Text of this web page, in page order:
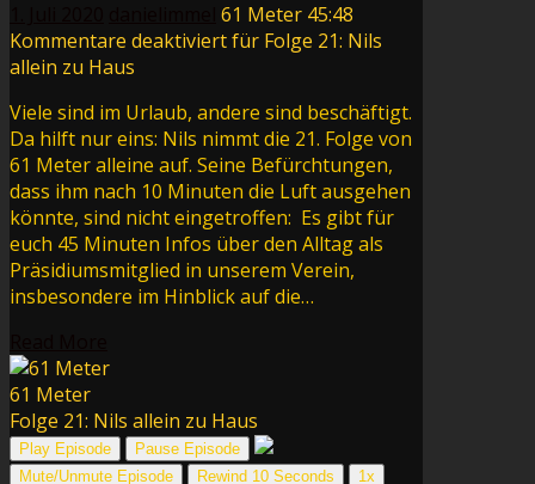
61 Meter 45:48
Kommentare deaktiviertfür Folge 21: Nils
allein zu Haus
Viele sind im Urlaub, andere sind beschäftigt.
Da hilft nur eins: Nils nimmt die 21. Folge von
61 Meter alleine auf. Seine Befürchtungen,
dass ihm nach 10 Minuten die Luft ausgehen
könnte, sind nicht eingetroffen: Es gibt für
euch 45 Minuten Infos über den Alltag als
Präsidiumsmitglied in unserem Verein,
insbesondere im Hinblick auf die…
61 Meter
Folge 21: Nils allein zu Haus
Play Episode
Pause Episode
Mute/Unmute Episode
Rewind 10 Seconds 1x